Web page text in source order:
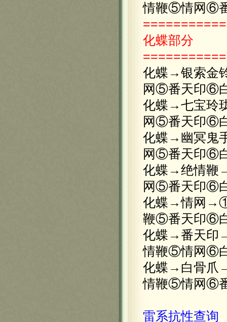
情鞭⑤情网⑥
化蝶部分
化蝶→银索金
网⑤番天印⑥
化蝶→七宝玲
网⑤番天印⑥
化蝶→幽冥鬼
网⑤番天印⑥
化蝶→绝情鞭
网⑤番天印⑥
化蝶→情网
鞭⑤番天印⑥
化蝶→番天印
情鞭⑤情网⑥
化蝶→白骨爪
情鞭⑤情网⑥
雷系抗性查询